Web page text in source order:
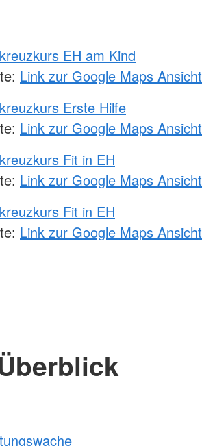
EH am Kind
Link zur Google Maps Ansicht
Erste Hilfe
Link zur Google Maps Ansicht
Fit in EH
Link zur Google Maps Ansicht
Fit in EH
Link zur Google Maps Ansicht